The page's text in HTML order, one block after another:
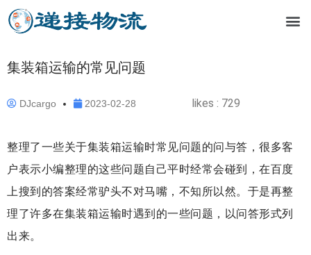
集装箱运输的常见问题
DJcargo 2023-02-28 likes : 729
整理了一些关于集装箱运输时常见问题的问与答，很多客
户表示小编整理的这些问题自己平时经常会碰到，在百度
上搜到的答案经常驴头不对马嘴，不知所以然。于是再整
理了许多在集装箱运输时遇到的一些问题，以问答形式列
出来。